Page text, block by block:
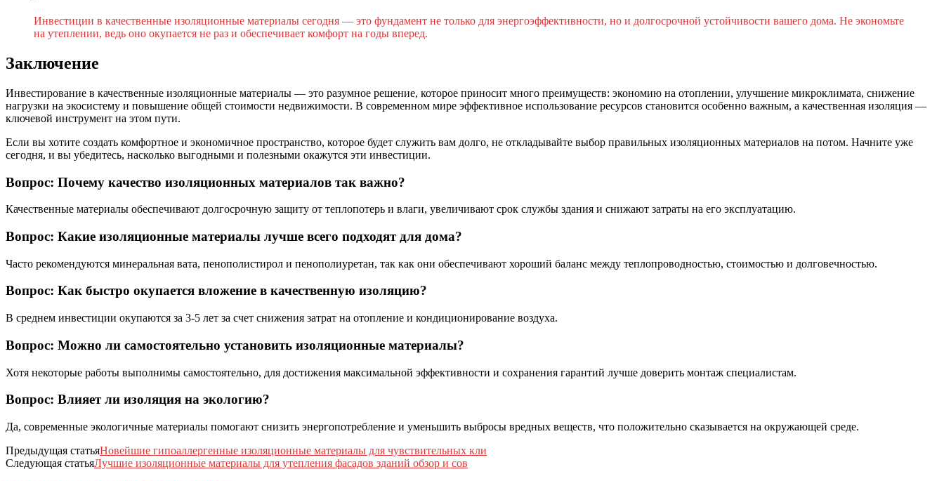
Инвестиции в качественные изоляционные материалы сегодня — это фундамент не только для энергоэффективности, но и долгосрочной устойчивости вашего дома. Не экономьте
на утеплении, ведь оно окупается не раз и обеспечивает комфорт на годы вперед.
Заключение
Инвестирование в качественные изоляционные материалы — это разумное решение, которое приносит много преимуществ: экономию на отоплении, улучшение микроклимата, снижение
нагрузки на экосистему и повышение общей стоимости недвижимости. В современном мире эффективное использование ресурсов становится особенно важным, а качественная изоляция —
ключевой инструмент на этом пути.
Если вы хотите создать комфортное и экономичное пространство, которое будет служить вам долго, не откладывайте выбор правильных изоляционных материалов на потом. Начните уже
сегодня, и вы убедитесь, насколько выгодными и полезными окажутся эти инвестиции.
Вопрос: Почему качество изоляционных материалов так важно?
Качественные материалы обеспечивают долгосрочную защиту от теплопотерь и влаги, увеличивают срок службы здания и снижают затраты на его эксплуатацию.
Вопрос: Какие изоляционные материалы лучше всего подходят для дома?
Часто рекомендуются минеральная вата, пенополистирол и пенополиуретан, так как они обеспечивают хороший баланс между теплопроводностью, стоимостью и долговечностью.
Вопрос: Как быстро окупается вложение в качественную изоляцию?
В среднем инвестиции окупаются за 3-5 лет за счет снижения затрат на отопление и кондиционирование воздуха.
Вопрос: Можно ли самостоятельно установить изоляционные материалы?
Хотя некоторые работы выполнимы самостоятельно, для достижения максимальной эффективности и сохранения гарантий лучше доверить монтаж специалистам.
Вопрос: Влияет ли изоляция на экологию?
Да, современные экологичные материалы помогают снизить энергопотребление и уменьшить выбросы вредных веществ, что положительно сказывается на окружающей среде.
Предыдущая статьяНовейшие гипоаллергенные изоляционные материалы для чувствительных кли
Следующая статьяЛучшие изоляционные материалы для утепления фасадов зданий обзор и сов